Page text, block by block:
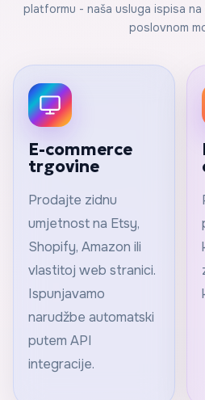
platformu - naša usluga ispisa
poslovnom
E-commerce
trgovine
Prodajte zidnu
umjetnost na Etsy,
Shopify, Amazon ili
vlastitoj web stranici.
Ispunjavamo
narudžbe automatski
putem API
integracije.